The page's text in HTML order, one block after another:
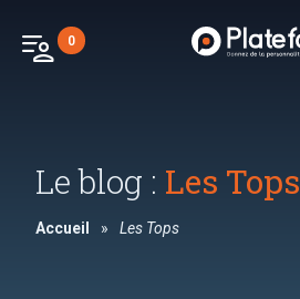
patient_list 0
Le blog : Les Tops
Accueil » Les Tops